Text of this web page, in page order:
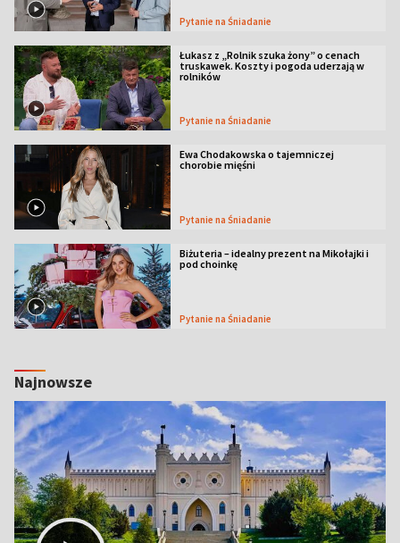
Pytanie na Śniadanie
Łukasz z „Rolnik szuka żony” o cenach
truskawek. Koszty i pogoda uderzają w
rolników
Pytanie na Śniadanie
Ewa Chodakowska o tajemniczej
chorobie mięśni
Pytanie na Śniadanie
Biżuteria – idealny prezent na Mikołajki i
pod choinkę
Pytanie na Śniadanie
Najnowsze